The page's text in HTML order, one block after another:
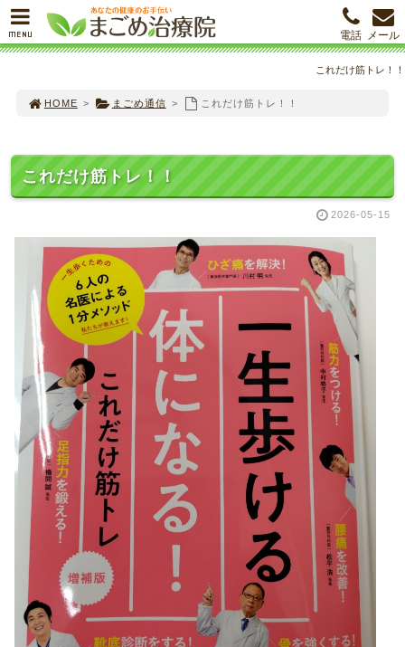
これだけ筋トレ！！
HOME > まごめ通信 > これだけ筋トレ！！
これだけ筋トレ！！
2026-05-15
MENU メール
電話